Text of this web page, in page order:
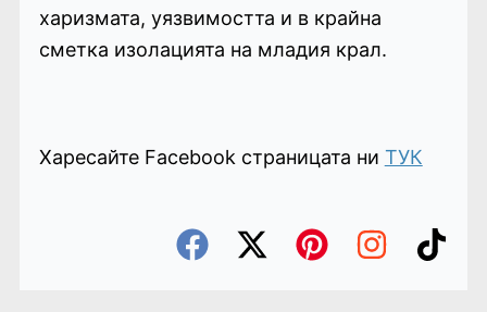
харизмата, уязвимостта и в крайна
сметка изолацията на младия крал.
Харесайте Facebook страницата ни ТУК